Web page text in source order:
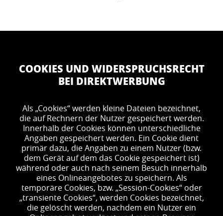
COOKIES UND WIDERSPRUCHSRECHT
BEI DIREKTWERBUNG
Als „Cookies“ werden kleine Dateien bezeichnet,
die auf Rechnern der Nutzer gespeichert werden.
Innerhalb der Cookies können unterschiedliche
Angaben gespeichert werden. Ein Cookie dient
primär dazu, die Angaben zu einem Nutzer (bzw.
dem Gerät auf dem das Cookie gespeichert ist)
während oder auch nach seinem Besuch innerhalb
eines Onlineangebotes zu speichern. Als
temporäre Cookies, bzw. „Session-Cookies“ oder
„transiente Cookies“, werden Cookies bezeichnet,
die gelöscht werden, nachdem ein Nutzer ein